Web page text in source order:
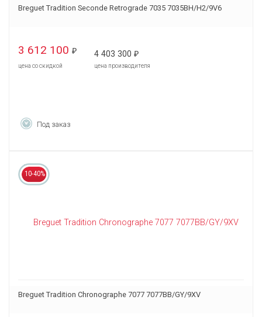
Breguet Tradition Seconde Retrograde 7035 7035BH/H2/9V6
3 612 100 ₽
цена со скидкой
4 403 300 ₽
цена производителя
Под заказ
10-40%
Breguet Tradition Chronographe 7077 7077BB/GY/9XV